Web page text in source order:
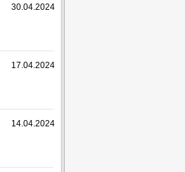
30.04.2024
17.04.2024
14.04.2024